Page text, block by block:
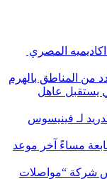
المصري
من المناطق بالهرم
يستقبل عاهل
لـ فينيسوس
مساءً آخر موعد
شركة “مواصلات